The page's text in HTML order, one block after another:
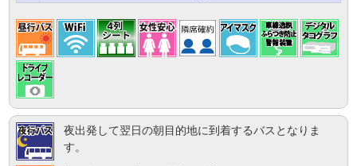
夜出発して翌日の朝目的地に到着するバスとなりま
す。